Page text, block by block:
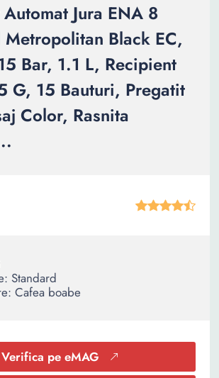
Jura ENA 8
Metropolitan Black EC,
Bar, 1.1 L, Recipient
G, 15 Bauturi, Pregatit
Color, Rasnita
Standard
Cafea boabe
Verifica pe eMAG